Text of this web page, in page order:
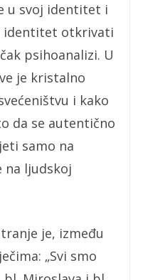
u svoj identitet i
identitet otkrivati
psihoanalizi. U
je kristalno
i kako
da se autentično
samo na
na ljudskoj
je, između
„Svi smo